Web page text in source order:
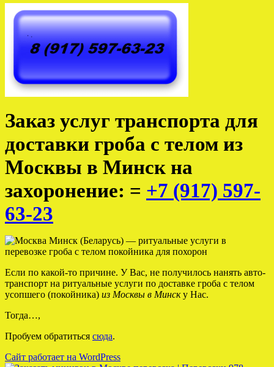
Заказ услуг транспорта для
доставки гроба с телом из
Москвы в Минск на
захоронение: = +7 (917) 597-
63-23
Если по какой-то причине. У Вас, не получилось нанять авто-
транспорт на ритуальные услуги по доставке гроба с телом
усопшего (покойника) из Москвы в Минску Нас.
Тогда…,
Пробуем обратиться сюда.
Сайт работает на WordPress